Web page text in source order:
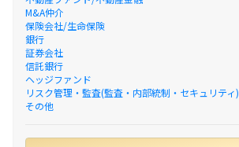
M&A仲介
保険会社/生命保険
銀行
証券会社
信託銀行
ヘッジファンド
リスク管理・監査(監査・内部統制・セキュリティ)
その他